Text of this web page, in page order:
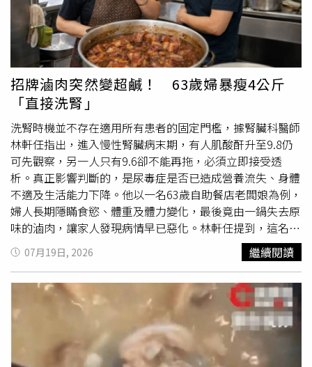
愛乾淨，經常用舌頭舔舐前腳，再反覆整理額前鬃毛，久而
久之便自然形成招牌的「齊瀏海」造型。隨著季節、濕度與
天氣變化，牠的鬃毛還會自然變化成中分或大背頭等不同造
型。隨著年紀增長，阿杭健康狀況逐漸走下坡，園方表示
2025年起，牠開始出現大型貓科動物常見的關節退化等疾
病，因此於同年秋天轉移靜養。2026年後阿杭身體機能持
續衰退，活動力明顯下降，在生命最後一段時間，由獸醫及
保育員全天候陪伴照護，直到牠平靜走完生命旅程。園方透
露，目前已規劃為阿杭製作紀念銅像，希望讓牠繼續陪伴每
位來到廣州動物園的遊客。不過，暫時沒有將阿杭製作成動
物標本，也沒有推出官方紀念商品的計畫。
招牌滷肉突然變超鹹！ 63歲婦暴瘦4公斤
「直接洗腎」
洗腎時機並不存在適用所有患者的固定門檻，據腎臟科醫師
林軒任指出，進入慢性腎臟病末期，有人肌酸酐升至9.8仍
可先觀察，另一人只有9.6卻不能再拖，必須立即接受透
析。真正影響判斷的，是尿毒症是否已造成營養流失、身體
不適及生活能力下降。他以一名63歲自助餐店老闆娘為例，
婦人長期隱瞞食慾、體重及體力變化，最後竟由一鍋失去原
味的滷肉，讓家人發現病情早已惡化。林軒任提到，這名63
歲婦人經營自助餐店超過30年，招牌料理是滷肉。每一鍋的
火候和調味都由她親自負責，起鍋前更會試吃確認，多年來
幾乎不曾抓錯鹹淡。然而，兒子從去年開始發現，母親煮出
的滷肉味道逐漸偏鹹，與過去熟悉的味道明顯不同。面對兒
子的詢問，婦人才透露自己早已無法正常試吃。她近一年聞
到肉類或油膩食物就會噁心反胃，胃口也愈來愈差，因此數
個月來只能憑經驗估算調味，並不知道成品究竟有多鹹。味
覺失準並非唯一異常。婦人晚上經常全身發癢，甚至抓到皮
07月19日, 2026 繼續閱讀